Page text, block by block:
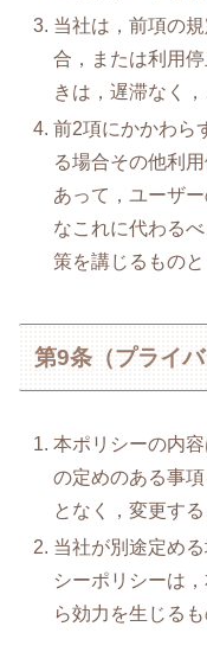
当社は，前項の
合，または利用
きは，遅滞なく
前2項にかかわら
る場合その他利
あって，ユーザ
なこれに代わる
策を講じるものと
第9条（プライ
本ポリシーの内
の定めのある事
となく，変更す
当社が別途定め
シーポリシーは
ら効力を生じるも